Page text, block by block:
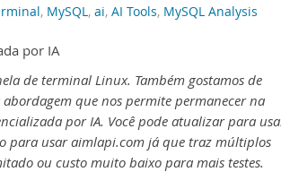
, MySQL, ai, AI Tools, MySQL Analysis
por IA
de terminal Linux. Também gostamos de
que nos permite permanecer na
por IA. Você pode atualizar para
para usar aimlapi.com já que traz múltiplos
ou custo muito baixo para mais testes.